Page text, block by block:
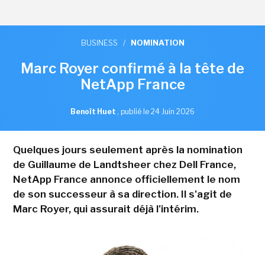
BUSINESS / NOMINATION
Marc Royer confirmé à la tête de
NetApp France
Benoît Huet , publié le 24 Juin 2026
Quelques jours seulement après la nomination
de Guillaume de Landtsheer chez Dell France,
NetApp France annonce officiellement le nom
de son successeur à sa direction. Il s'agit de
Marc Royer, qui assurait déjà l'intérim.